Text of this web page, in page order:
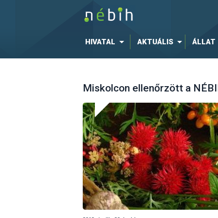
HIVATAL AKTUÁLIS ÁLLAT
Miskolcon ellenőrzött a